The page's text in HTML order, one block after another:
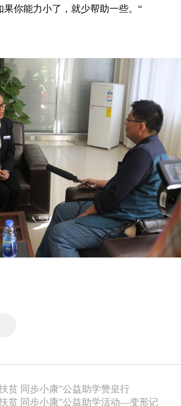
果你能力小了，就少帮助一些。“
贫 同步小康”公益助学赞皇行
贫 同步小康”公益助学活动—变形记